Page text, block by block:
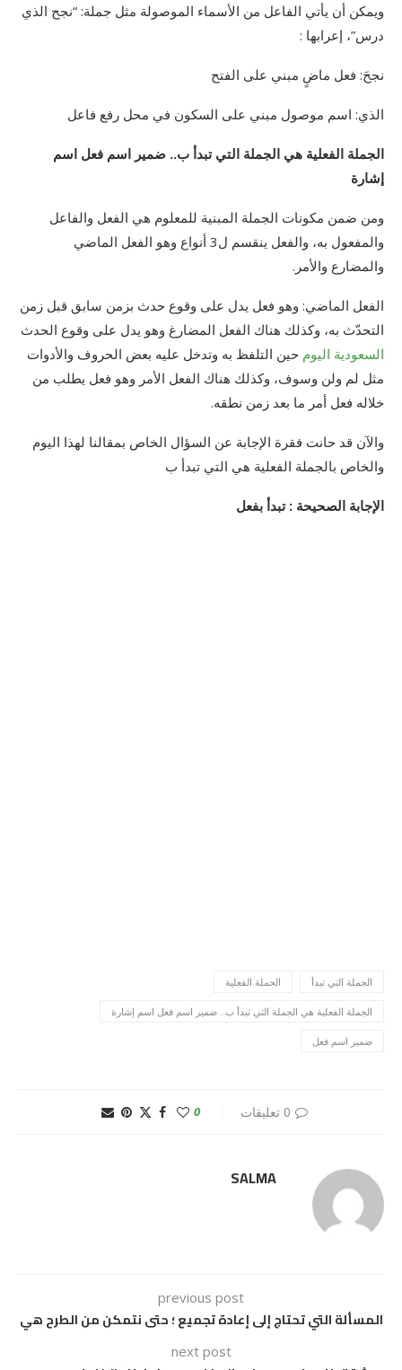
ويمكن أن يأتي الفاعل من الأسماء الموصولة مثل جملة: “نجح الذي
درس”، إعرابها :
نجحَ: فعل ماضٍ مبني على الفتح
الذي: اسم موصول مبني على السكون في محل رفع فاعل
الجملة الفعلية هي الجملة التي تبدأ ب.. ضمير اسم فعل اسم
إشارة
ومن ضمن مكونات الجملة المبنية للمعلوم هي الفعل والفاعل
والمفعول به، والفعل ينقسم ل3 أنواع وهو الفعل الماضي
والمضارع والأمر.
الفعل الماضي: وهو فعل يدل على وقوع حدث بزمن سابق قبل زمن
التحدّث به، وكذلك هناك الفعل المضارغ وهو يدل على وقوع الحدث
السعودية اليوم حين التلفظ به وتدخل عليه بعض الحروف والأدوات
مثل لم ولن وسوف، وكذلك هناك الفعل الأمر وهو فعل يطلب من
خلاله فعل أمر ما بعد زمن نطقه.
والآن قد حانت فقرة الإجابة عن السؤال الخاص بمقالنا لهذا اليوم
والخاص بالجملة الفعلية هي التي تبدأ ب
الإجابة الصحيحة : تبدأ بفعل
الجملة التي تبدأ الجملة الفعلية
الجملة الفعلية هي الجملة التي تبدأ ب.. ضمير اسم فعل اسم إشارة
ضمير اسم فعل
0 تعليقات 0
SALMA
previous post
المسألة التي تحتاج إلى إعادة تجميع ؛ حتى نتمكن من الطرح هي
next post